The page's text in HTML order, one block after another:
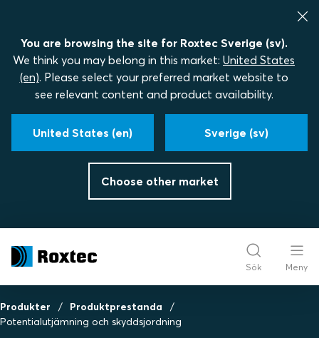
You are browsing the site for Roxtec Sverige (sv).
We think you may belong in this market: United States
(en). Please select your preferred market website to
see relevant content and product availability.
United States (en) Sverige (sv)
Choose other market
Sök Meny
Produkter
Produktprestanda
Potentialutjämning och skyddsjordning